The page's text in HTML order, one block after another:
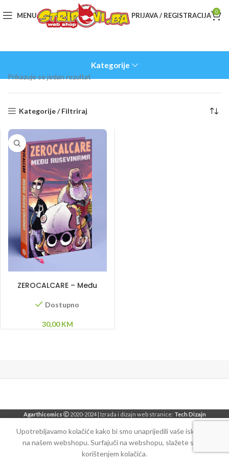
MENU PRIJAVA / REGISTRACIJA 0
Kategorije
Prikazuje se jedan rezultat
Kategorije / Filtriraj
ZEROCALCARE – Među
Dostupno
30,00KM
Agarthicomics 2020-2024 | Izrada i dizajn web stranice: Tech Dizajn
Upotrebljavamo kolačiće kako bi smo unaprijedili vaše iskustvo
na našem webshopu. Surfajuči na webshopu, slažete se sa
korištenjem kolačića.